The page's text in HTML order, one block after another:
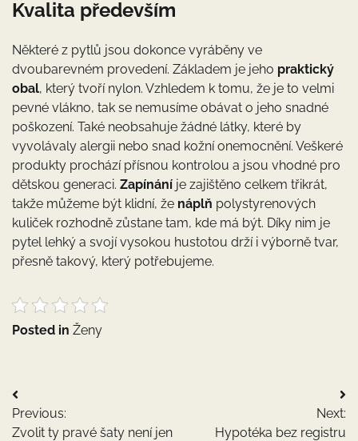
Kvalita především
Některé z pytlů jsou dokonce vyráběny ve
dvoubarevném provedení. Základem je jeho praktický
obal, který tvoří nylon. Vzhledem k tomu, že je to velmi
pevné vlákno, tak se nemusíme obávat o jeho snadné
poškození. Také neobsahuje žádné látky, které by
vyvolávaly alergii nebo snad kožní onemocnění. Veškeré
produkty prochází přísnou kontrolou a jsou vhodné pro
dětskou generaci. Zapínání je zajištěno celkem třikrát,
takže můžeme být klidní, že náplň polystyrenových
kuliček rozhodně zůstane tam, kde má být. Díky nim je
pytel lehký a svojí vysokou hustotou drží i výborně tvar,
přesně takový, který potřebujeme.
Posted in Ženy
Navigace
pro
Previous:
Zvolit ty pravé šaty není jen
Next:
Hypotéka bez registru